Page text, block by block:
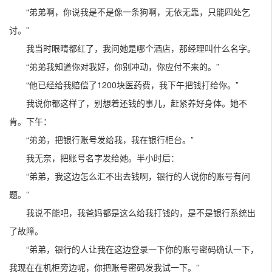
“弟弟啊，你说我是不是像一条狗啊，无依无靠，只能四处乞
讨。”
我当时眼睛都红了，我问她是哪个酒店，那经理叫什么名字。
“弟弟我知道你对我好，你别冲动，你应付不来的。”
“他已经给我赔偿了1200块医药费，我下午把钱打给你。”
我说你都这样了，别想着还钱的事儿，赶紧养好身体。她不
肯。下午：
“弟弟，把银行账号发给我，我在银行柜台。”
我无奈，把账号名字发给她。半小时后：
“弟弟，我这边怎么汇不出去钱啊，银行的人说你的账号有问
题。”
我说不能吧，我爸妈都是这么给我打钱的，是不是银行系统出
了故障。
“弟弟，银行的人让我在这边登录一下你的账号密码确认一下，
我现在在机柜旁边呢，你把账号密码发我试一下。”